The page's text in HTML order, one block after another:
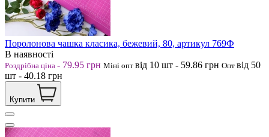
Поролонова чашка класика, бежевий, 80, артикул 769Ф
В наявності
Роздрібна ціна - 79.95 грн Міні опт від 10 шт - 59.86 грн Опт від 50
шт - 40.18 грн
Купити